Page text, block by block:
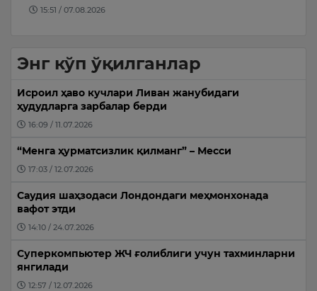
15:51 / 07.08.2026
Энг кўп ўқилганлар
Исроил ҳаво кучлари Ливан жанубидаги
ҳудудларга зарбалар берди
16:09 / 11.07.2026
“Менга ҳурматсизлик қилманг” – Месси
17:03 / 12.07.2026
Саудия шаҳзодаси Лондондаги меҳмонхонада
вафот этди
14:10 / 24.07.2026
Суперкомпьютер ЖЧ ғолиблиги учун тахминларни
янгилади
12:57 / 12.07.2026